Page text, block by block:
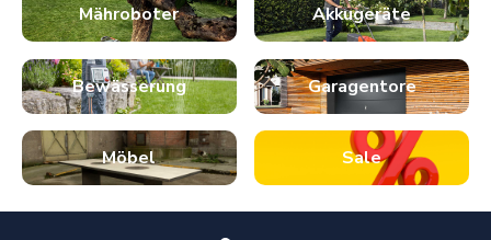
Mähroboter Akkugeräte
Bewässerung Garagentore
Möbel Sale